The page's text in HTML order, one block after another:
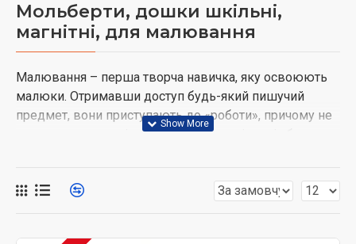
Мольберти, дошки шкільні,
магнітні, для малювання
Малювання – перша творча навичка, яку освоюють
малюки. Отримавши доступ будь-який пишучий
предмет, вони приступають до «роботи», причому не
важливо, де: на стінах, на меблів, на підлозі або
майна, батькам варто подбати про інвентар для юного